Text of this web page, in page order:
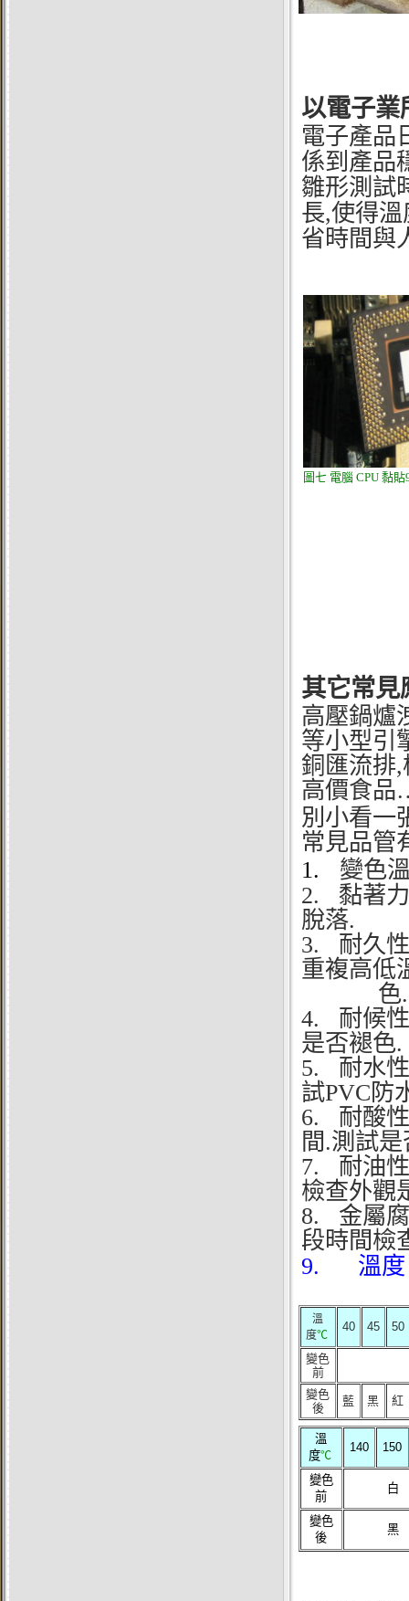
以電子業
電子產品
係到產品
雛形測試
長,使得
省時間與
圖七 電腦CPU 黏貼
其它常見
高壓鍋爐
等小型引
銅匯流排
高價食品
別小看一
常見品管
1.
變色
2.
黏著
脫落.
3.
耐久
重複高低
色.
4.
耐候
是否褪色.
5.
耐水
試PVC防
6.
耐酸
間.測試
7.
耐油
檢查外觀
8.
金屬
段時間檢
9. 溫度
溫
度℃
40 45 50
變色
前
變色
後
藍 黑 紅
溫
度℃
140 150
變色
前
白
變色
後
黑